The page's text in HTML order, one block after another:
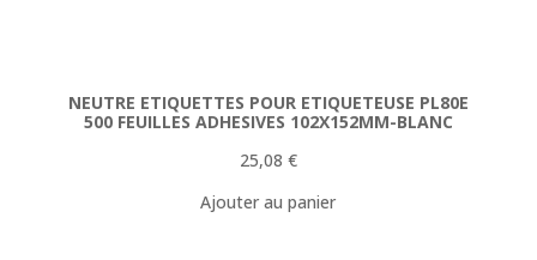
NEUTRE ETIQUETTES POUR ETIQUETEUSE PL80E
500 FEUILLES ADHESIVES 102X152MM-BLANC
25,08 €
Ajouter au panier